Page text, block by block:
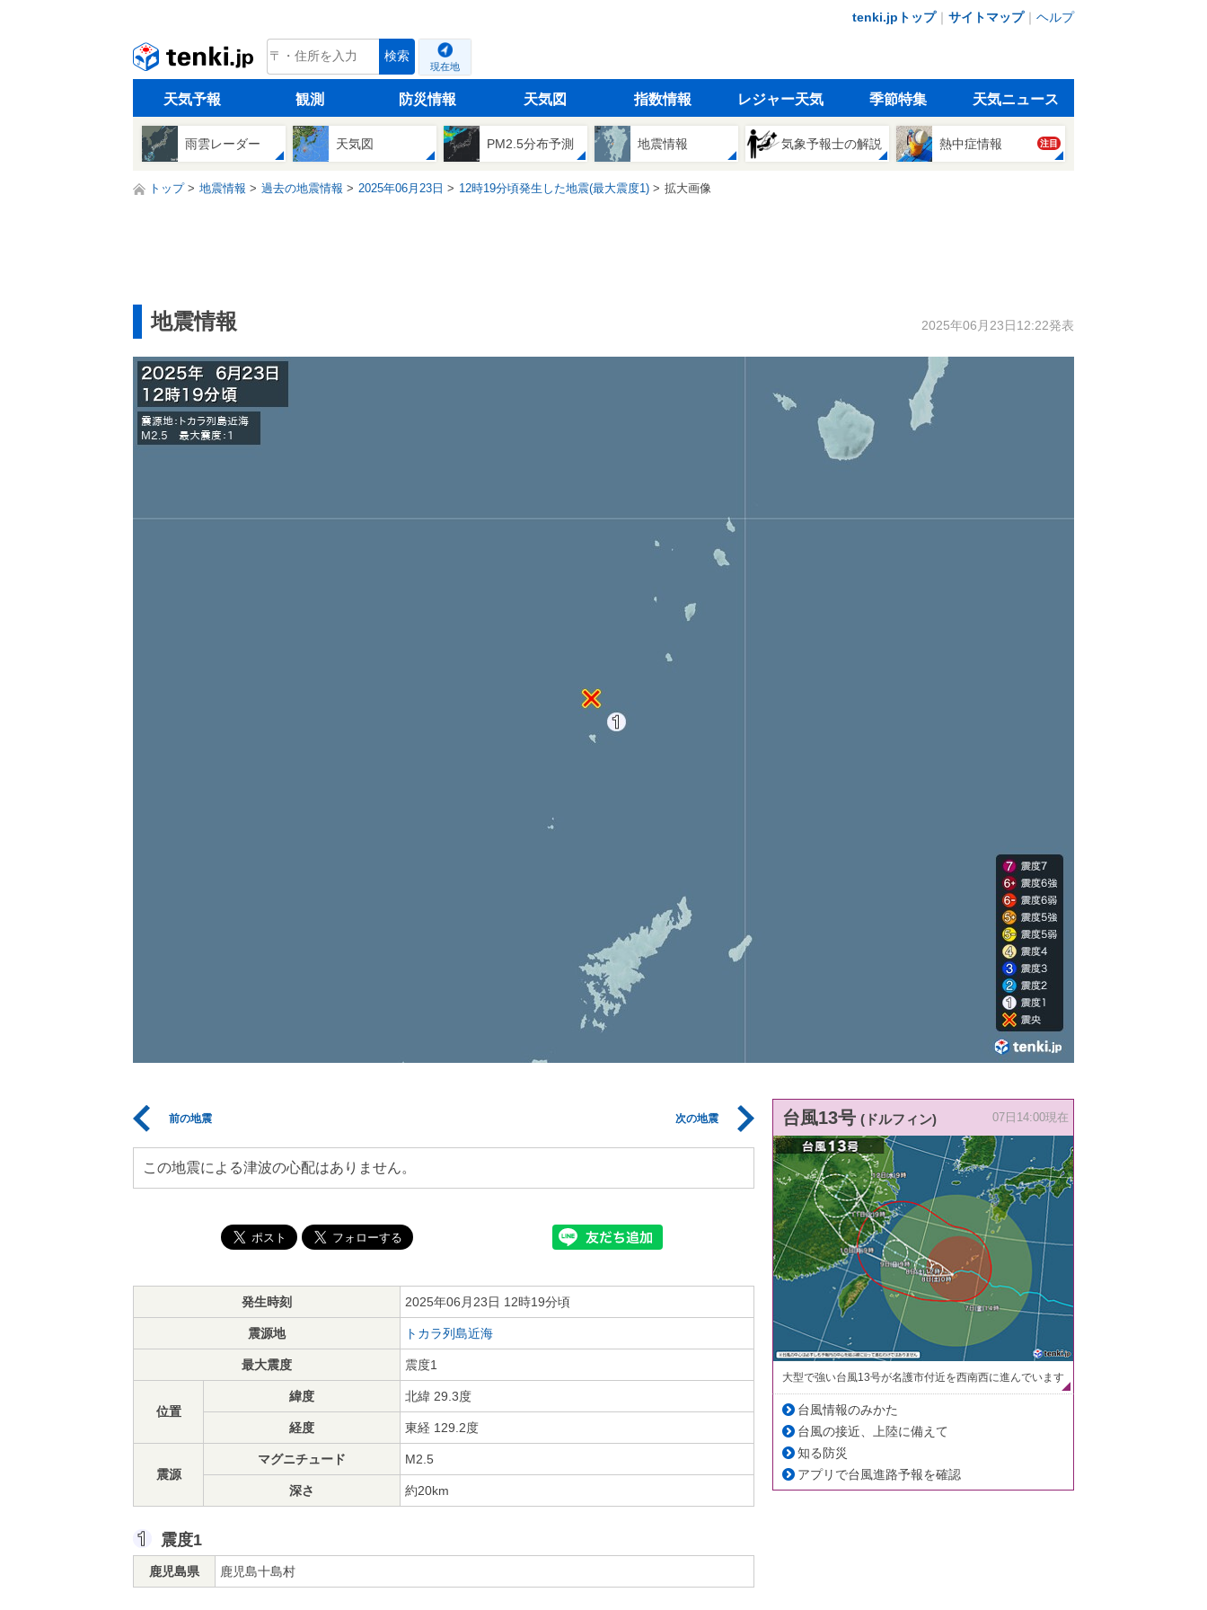
tenki.jpトップ｜ サイトマップ｜ ヘルプ
tenki.jp 検索
現在地
天気予報 観測 防災情報 天気図 指数情報 レジャー天気 季節特集 天気ニュース
雨雲レーダー 天気図 PM2.5分布予測 地震情報 気象予報士の解説 熱中症情報 注目
トップ 地震情報 過去の地震情報 2025年06月23日 12時19分頃発生した地震(最大震度1) 拡大画像
地震情報 2025年06月23日12:22発表
前の地震 次の地震
この地震による津波の心配はありません。
発生時刻 2025年06月23日 12時19分頃
震源地 トカラ列島近海
最大震度 震度1
位置
緯度 北緯 29.3度
経度 東経 129.2度
震源
マグニチュード M2.5
深さ 約20km
震度1
鹿児島県 鹿児島十島村
台風13号 (ドルフィン) 07日14:00現在
大型で強い台風13号が名護市付近を西南西に進んでいます
台風情報のみかた
台風の接近、上陸に備えて
知る防災
アプリで台風進路予報を確認